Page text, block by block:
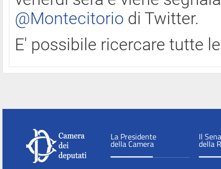
@Montecitorio di Twitter.
E' possibile ricercare tutte
La Presidente
della Camera
Il
della